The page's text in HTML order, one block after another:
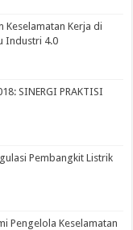
Keselamatan Kerja di
Industri 4.0
SINERGI PRAKTISI
Pembangkit Listrik
Pengelola Keselamatan